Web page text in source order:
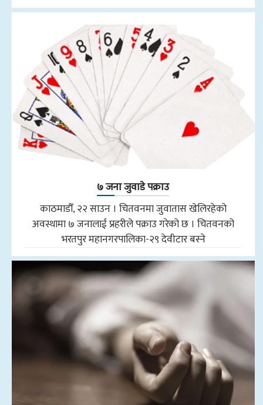
७ जना जुवाडे पक्राउ
काठमाडौँ, २२ साउन । चितवनमा जुवातास खेलिरहेको
अवस्थामा ७ जनालाई प्रहरीले पक्राउ गरेको छ । चितवनको
भरतपुर महानगरपालिका-२९ देवीटार बस्ने